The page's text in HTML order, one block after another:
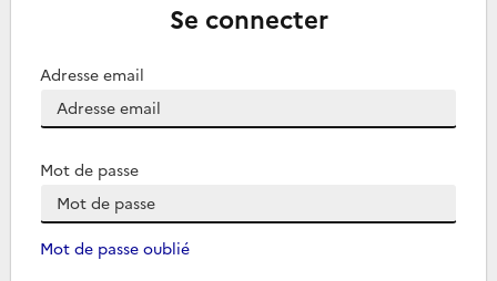
Se connecter
Adresse email
Mot de passe
Mot de passe oublié